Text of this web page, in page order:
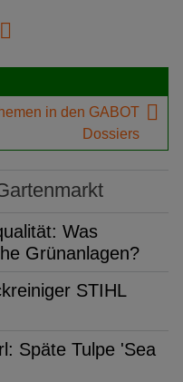
in den GABOT
Dossiers
Was
Grünanlagen?
STIHL
Späte Tulpe 'Sea